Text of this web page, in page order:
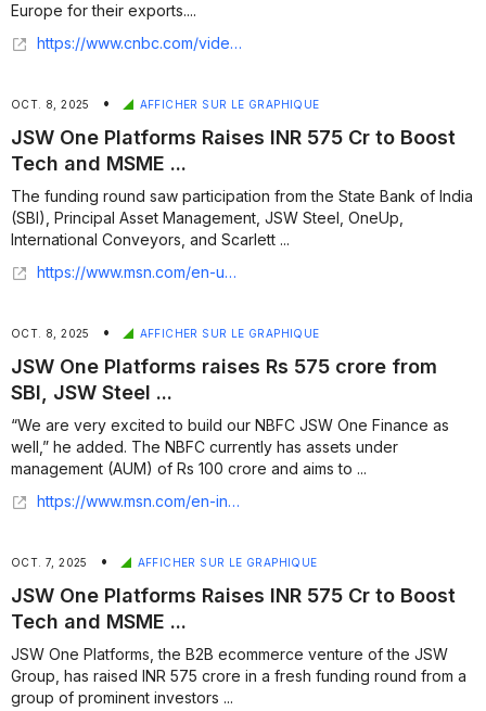
Europe for their exports....
https://www.cnbc.com/video/2025/12/01/jsw-one-on-track-to-breakeven-in-q4-backed-by-strong-supply-chain.html
OCT. 8, 2025 • AFFICHER SUR LE GRAPHIQUE
JSW One Platforms Raises INR 575 Cr to Boost
Tech and MSME ...
The funding round saw participation from the State Bank of India
(SBI), Principal Asset Management, JSW Steel, OneUp,
International Conveyors, and Scarlett ...
https://www.msn.com/en-us/money/smallbusiness/jsw-one-platforms-raises-inr-575-cr-to-boost-tech-and-msme-financing/ar-AA1NVnP9
OCT. 8, 2025 • AFFICHER SUR LE GRAPHIQUE
JSW One Platforms raises Rs 575 crore from
SBI, JSW Steel ...
“We are very excited to build our NBFC JSW One Finance as
well,” he added. The NBFC currently has assets under
management (AUM) of Rs 100 crore and aims to ...
https://www.msn.com/en-in/money/topstories/jsw-one-platforms-raises-rs-575-crore-from-sbi-jsw-steel-principal-asset-management-others/ar-AA1NV6eo
OCT. 7, 2025 • AFFICHER SUR LE GRAPHIQUE
JSW One Platforms Raises INR 575 Cr to Boost
Tech and MSME ...
JSW One Platforms, the B2B ecommerce venture of the JSW
Group, has raised INR 575 crore in a fresh funding round from a
group of prominent investors ...